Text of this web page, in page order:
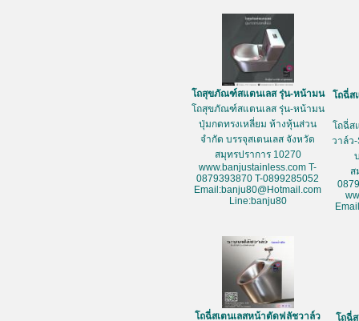
โถสุขภัณฑ์สแตนเลส รุ่น-หน้ามน
โถสุขภัณฑ์สแตนเลส รุ่น-หน้ามน
ปุ่มกดทรงเหลี่ยม ห้างหุ้นส่วน
จำกัด บรรจุสเตนเลส จังหวัด
สมุทรปราการ 10270
www.banjustainless.com T-
0879393870 T-0899285052
Email:banju80@Hotmail.com
Line:banju80
โถฉี่ส
โถฉี่ส
วาล์ว
ส
โถฉี่สเตนเลสหน้าตัดฟลัชวาล์ว
โถฉี่